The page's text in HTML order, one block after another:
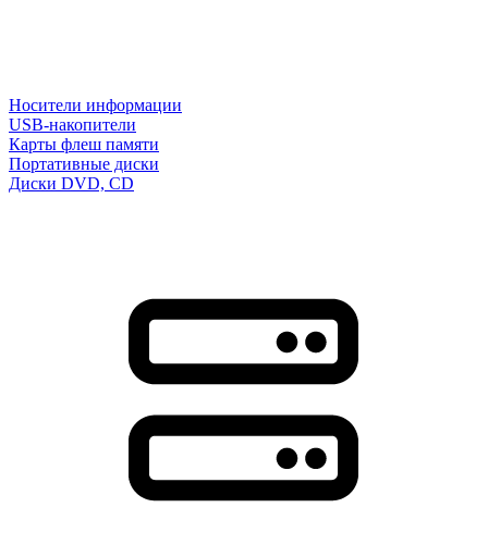
Носители информации
USB-накопители
Карты флеш памяти
Портативные диски
Диски DVD, CD